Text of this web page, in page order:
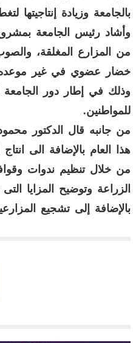
بالجامعة وزيادة إنتاجيتها
وأشاد رئيس الجامعة
من المزارع المغلقة،
خضار عضوي في غير موعده،
وذلك في إطار دور الجامعة
للمواطنين.
من جانبه قال الدكتور
هذا العام بالإضافة الى
من خلال تنظيم ندوات
الزراعة وتوضيح المزايا
بالإضافة إلى تشجيع